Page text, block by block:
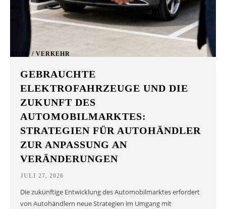
AUTO / VERKEHR
GEBRAUCHTE
ELEKTROFAHRZEUGE UND DIE
ZUKUNFT DES
AUTOMOBILMARKTES:
STRATEGIEN FÜR AUTOHÄNDLER
ZUR ANPASSUNG AN
VERÄNDERUNGEN
JULI 27, 2026
Die zukünftige Entwicklung des Automobilmarktes erfordert
von Autohändlern neue Strategien im Umgang mit